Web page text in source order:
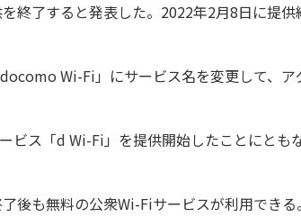
終了すると発表した。2022年2月8日に提供
Wi-Fi」にサービス名を変更して、ア
ビス「d Wi-Fi」を提供開始したことにとも
後も無料の公衆Wi-Fiサービスが利用できる